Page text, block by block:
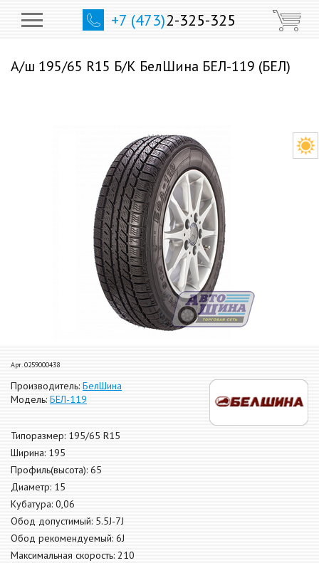
+7 (473)2-325-325
А/ш 195/65 R15 Б/К БелШина БЕЛ-119 (БЕЛ)
Арт. 0259000438
Производитель: БелШина
Модель: БЕЛ-119
Типоразмер: 195/65 R15
Ширина: 195
Профиль(высота): 65
Диаметр: 15
Кубатура: 0,06
Обод допустимый: 5.5J-7J
Обод рекомендуемый: 6J
Максимальная скорость: 210